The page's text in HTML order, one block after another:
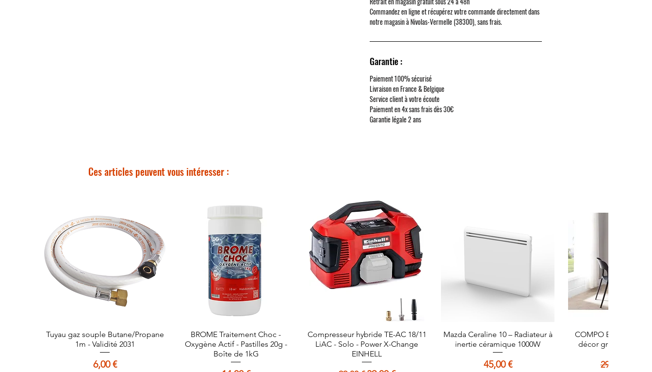
Commandez en ligne et récupérez votre commande directement dans
notre magasin àNivolas-Vermelle (38300), sans frais.
Garantie :
Paiement 100% sécurisé
Livraison en France & Belgique
Service client à votre écoute
Paiement en 4x sans frais dès 30€
Garantie légale 2 ans
Ces articles peuvent vous intéresser :
Aperçu rapide
Tuyau gaz souple Butane/Propane
1m - Validité 2031
Prix
6,00 €
Aperçu rapide
BROME Traitement Choc -
Oxygène Actif - Pastilles 20g -
Boîte de 1kG
Aperçu rapide
Compresseur hybride TE-AC 18/11
LiAC - Solo - Power X-Change
EINHELL
Aperçu rapide
Mazda Ceraline 10 – Radiateur à
inertie céramique 1000W
Prix
45,00 €
Aperçu rapide
COMPO Bureau droit
décor gris et blanc -
Prix original
29,99 €